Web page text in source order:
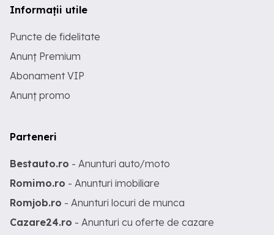
Informații utile
Puncte de fidelitate
Anunț Premium
Abonament VIP
Anunț promo
Parteneri
Bestauto.ro - Anunturi auto/moto
Romimo.ro - Anunturi imobiliare
Romjob.ro - Anunturi locuri de munca
Cazare24.ro - Anunturi cu oferte de cazare